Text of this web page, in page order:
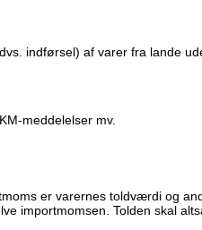
indførsel) af varer fra lande
meddelelser mv.
er varernes toldværdi og
importmomsen. Tolden skal